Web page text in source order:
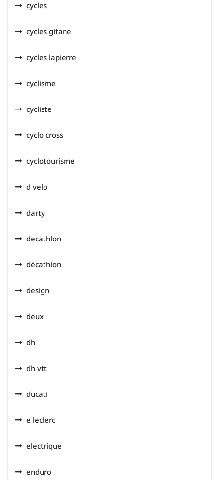
cycles
cycles gitane
cycles lapierre
cyclisme
cycliste
cyclo cross
cyclotourisme
d velo
darty
decathlon
décathlon
design
deux
dh
dh vtt
ducati
e leclerc
electrique
enduro